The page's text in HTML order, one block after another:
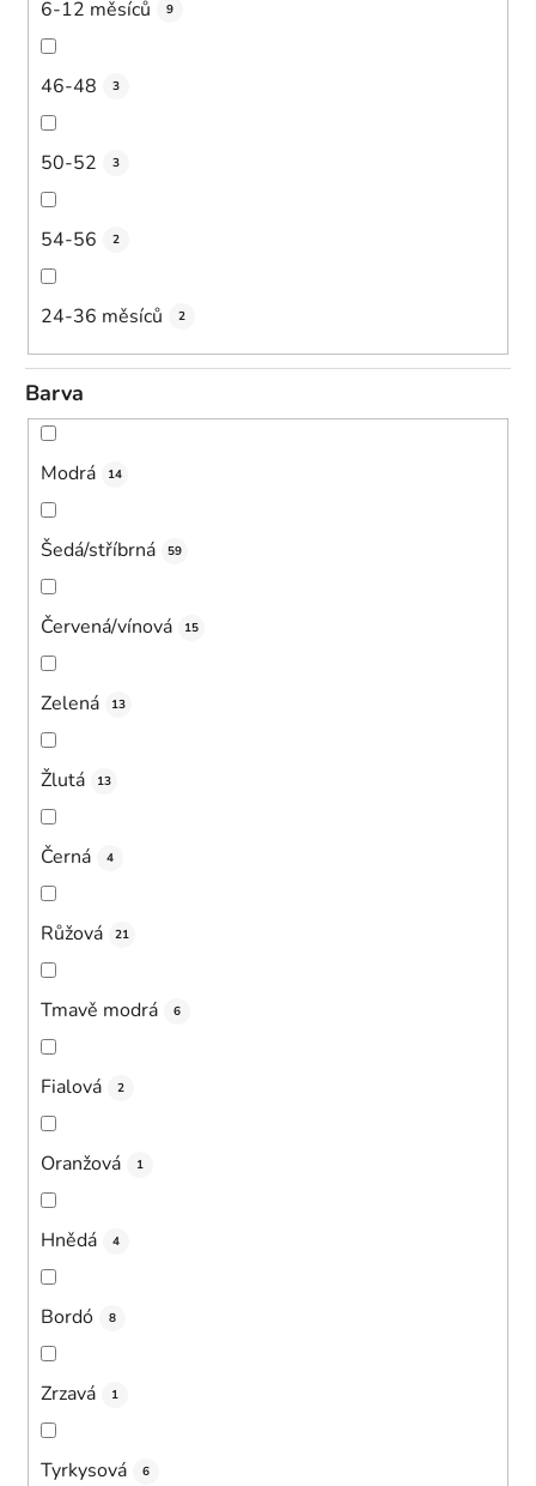
6-12 měsíců 9
46-48 3
50-52 3
54-56 2
24-36 měsíců 2
Barva
Modrá 14
Šedá/stříbrná 59
Červená/vínová 15
Zelená 13
Žlutá 13
Černá 4
Růžová 21
Tmavě modrá 6
Fialová 2
Oranžová 1
Hnědá 4
Bordó 8
Zrzavá 1
Tyrkysová 6